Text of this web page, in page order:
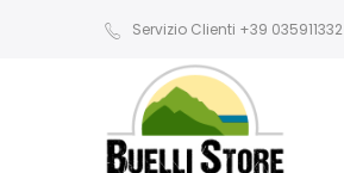
Servizio Clienti +39 035911332